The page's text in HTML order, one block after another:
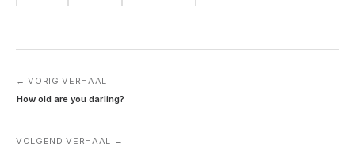
← VORIG VERHAAL
How old are you darling?
VOLGEND VERHAAL →